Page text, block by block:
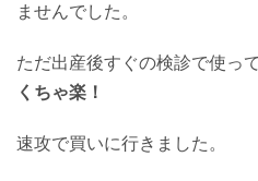
ませんでした。
ただ出産後すぐの検診で使っ
くちゃ楽！
速攻で買いに行きました。